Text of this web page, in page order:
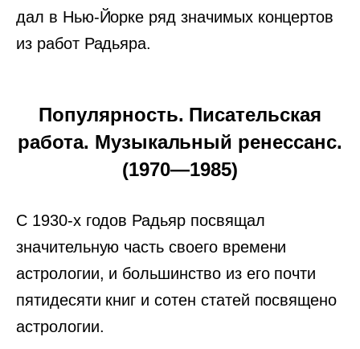
дал в Нью-Йорке ряд значимых концертов
из работ Радьяра.
Популярность. Писательская
работа. Музыкальный ренессанс.
(1970—1985)
С 1930-х годов Радьяр посвящал
значительную часть своего времени
астрологии, и большинство из его почти
пятидесяти книг и сотен статей посвящено
астрологии.